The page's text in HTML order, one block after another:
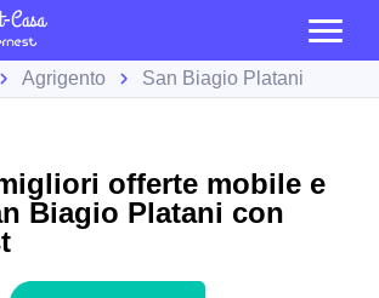
Agrigento San Biagio Platani